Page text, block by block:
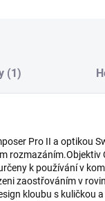
(1)
Pro II a optikou
rozmazáním.Objektiv
k používání v
zaostřováním v
kloubu s kuličkou